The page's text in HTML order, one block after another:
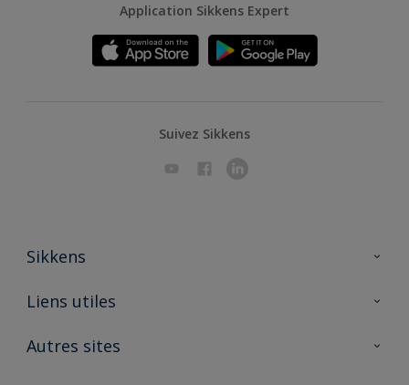
Application Sikkens Expert
Suivez Sikkens
Sikkens
A propos de Sikkens
Liens utiles
Ouvrir un magasin PASS
Autres sites